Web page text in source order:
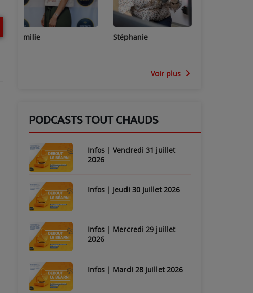
Stéphanie Jean-Michel
Voir plus
PODCASTS TOUT CHAUDS
Infos | Vendredi 31 juillet
2026
Infos | Jeudi 30 juillet 2026
Infos | Mercredi 29 juillet
2026
Infos | Mardi 28 juillet 2026